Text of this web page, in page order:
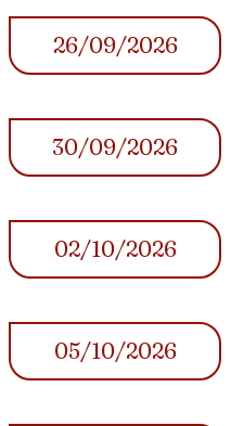
26/09/2026
30/09/2026
02/10/2026
05/10/2026